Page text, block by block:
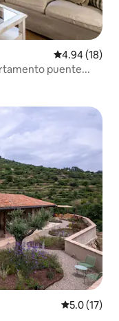
Calificación
4.94 (18)
puente...
Calificación
5.0 (17)